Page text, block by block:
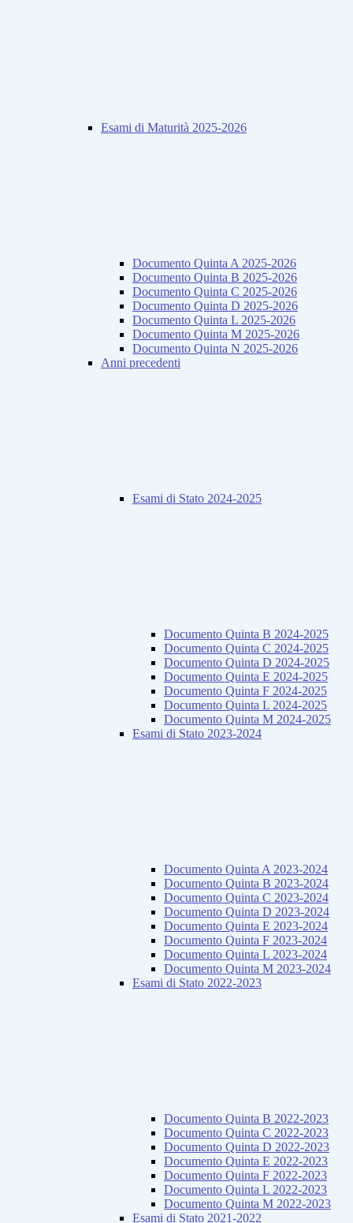
Esami di Maturità 2025-2026
Documento Quinta A 2025-2026
Documento Quinta B 2025-2026
Documento Quinta C 2025-2026
Documento Quinta D 2025-2026
Documento Quinta L 2025-2026
Documento Quinta M 2025-2026
Documento Quinta N 2025-2026
Anni precedenti
Esami di Stato 2024-2025
Documento Quinta B 2024-2025
Documento Quinta C 2024-2025
Documento Quinta D 2024-2025
Documento Quinta E 2024-2025
Documento Quinta F 2024-2025
Documento Quinta L 2024-2025
Documento Quinta M 2024-2025
Esami di Stato 2023-2024
Documento Quinta A 2023-2024
Documento Quinta B 2023-2024
Documento Quinta C 2023-2024
Documento Quinta D 2023-2024
Documento Quinta E 2023-2024
Documento Quinta F 2023-2024
Documento Quinta L 2023-2024
Documento Quinta M 2023-2024
Esami di Stato 2022-2023
Documento Quinta B 2022-2023
Documento Quinta C 2022-2023
Documento Quinta D 2022-2023
Documento Quinta E 2022-2023
Documento Quinta F 2022-2023
Documento Quinta L 2022-2023
Documento Quinta M 2022-2023
Esami di Stato 2021-2022